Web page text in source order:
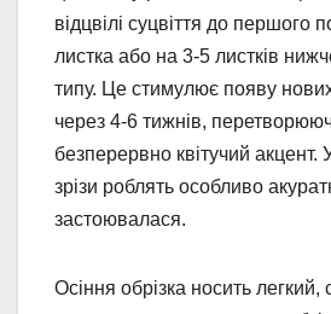
відцвілі суцвіття до першого
листка або на 3-5 листків
типу. Це стимулює появу
через 4-6 тижнів,
безперервно квітучий акцент.
зрізи роблять особливо
застоювалася.
Осіння обрізка носить легкий,